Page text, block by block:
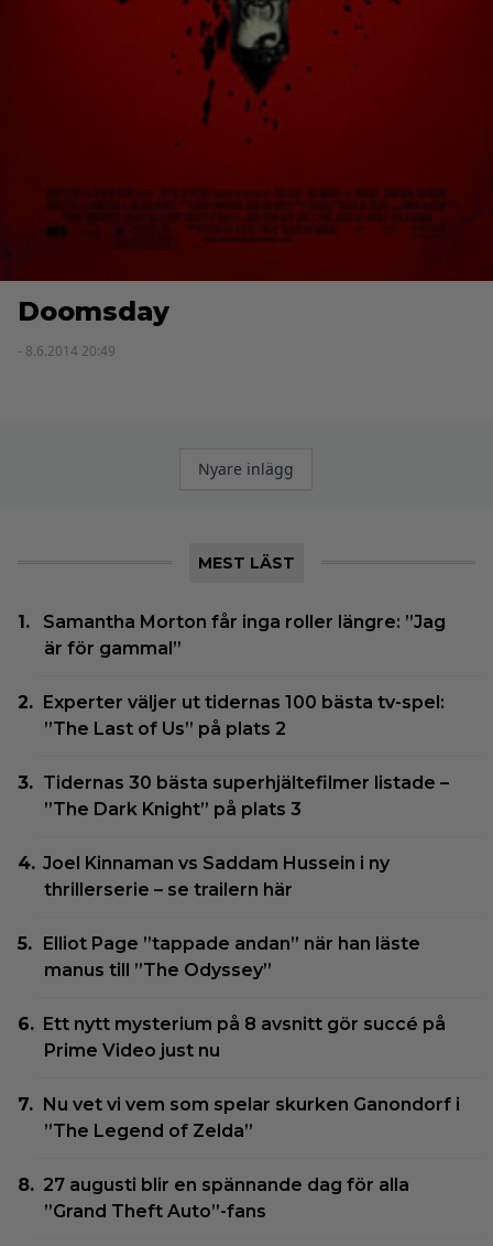
Doomsday
- 8.6.2014 20:49
Inläggsnavigering
Nyare inlägg
MEST LÄST
Samantha Morton får inga roller längre: ”Jag
är för gammal”
Experter väljer ut tidernas 100 bästa tv-spel:
”The Last of Us” på plats 2
Tidernas 30 bästa superhjältefilmer listade –
”The Dark Knight” på plats 3
Joel Kinnaman vs Saddam Hussein i ny
thrillerserie – se trailern här
Elliot Page ”tappade andan” när han läste
manus till ”The Odyssey”
Ett nytt mysterium på 8 avsnitt gör succé på
Prime Video just nu
Nu vet vi vem som spelar skurken Ganondorf i
”The Legend of Zelda”
27 augusti blir en spännande dag för alla
”Grand Theft Auto”-fans